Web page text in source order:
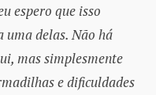
espero que isso
uma delas. Não há
mas simplesmente
e dificuldades